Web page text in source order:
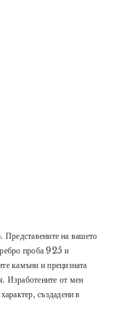
на вашето
проба 925 и
камъни и прецизната
Изработените от мен
създадени в